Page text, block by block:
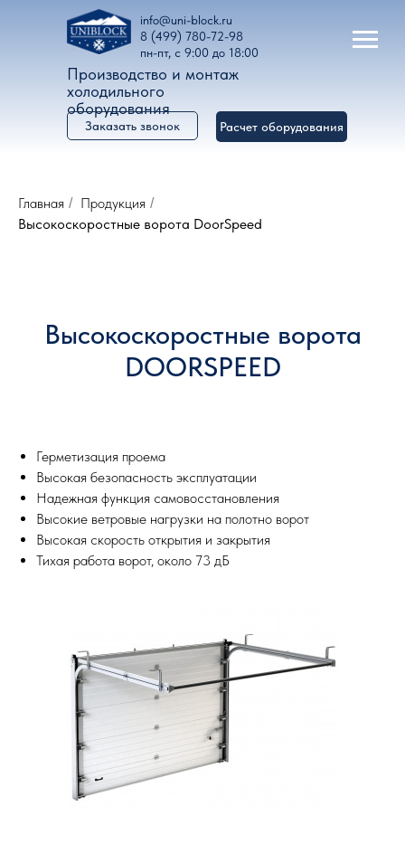
Производство и монтаж
холодильного
оборудования
8 (499) 780-72-98
info@uni-block.ru
пн-пт, с 9:00 до 18:00
Расчет оборудования
Заказать звонок
Главная / Продукция /
Высокоскоростные ворота DoorSpeed
Высокоскоростные ворота
DOORSPEED
Герметизация проема
Высокая безопасность эксплуатации
Надежная функция самовосстановления
Высокие ветровые нагрузки на полотно ворот
Высокая скорость открытия и закрытия
Тихая работа ворот, около 73 дБ